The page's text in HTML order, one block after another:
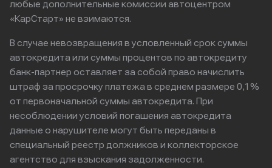
любые дополнительные комиссии автоцентром
«КарСтарт» не взимаются.
В случае невозвращения в условленный срок суммы
автокредита или суммы процентов по автокредиту
банк-партнер оставляет за собой право начислить
штраф за просрочку платежа в среднем размере 0,1%
от первоначальной суммы автокредита. При
несоблюдении условий погашения автокредита
данные о нарушителе могут быть переданы в
специальный реестр должников и коллекторское
агентство для взыскания задолженности.